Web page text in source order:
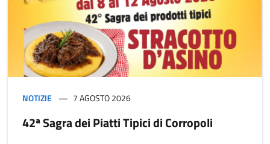
NOTIZIE 7 AGOSTO 2026
42ª Sagra dei Piatti Tipici di Corropoli